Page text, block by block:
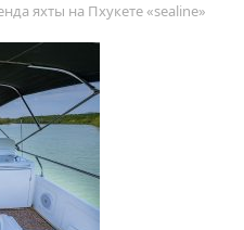
яхты на Пхукете «sealine»